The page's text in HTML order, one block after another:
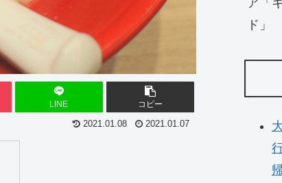
LINE コピー
2021.01.08 2021.01.07
ア「
ド」